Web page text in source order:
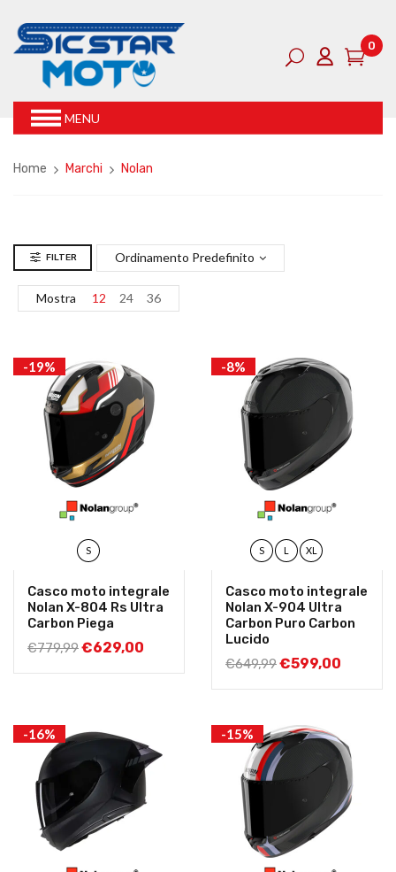
0
MENU
Home Marchi Nolan
FILTER Ordinamento Predefinito
Mostra 12 24 36
-19%
S
Casco moto integrale
Nolan X-804 Rs Ultra
Carbon Piega
€779,99€629,00
-8%
S L XL
Casco moto integrale
Nolan X-904 Ultra
Carbon Puro Carbon
Lucido
€649,99€599,00
-16% -15%